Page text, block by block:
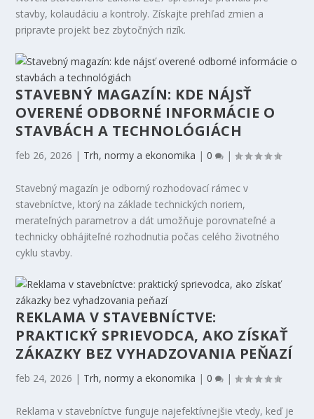
stavby, kolaudáciu a kontroly. Získajte prehľad zmien a
pripravte projekt bez zbytočných rizík.
STAVEBNÝ MAGAZÍN: KDE NÁJSŤ
OVERENÉ ODBORNÉ INFORMÁCIE O
STAVBÁCH A TECHNOLÓGIÁCH
feb 26, 2026 | Trh, normy a ekonomika |0 |
Stavebný magazín je odborný rozhodovací rámec v
stavebníctve, ktorý na základe technických noriem,
merateľných parametrov a dát umožňuje porovnateľné a
technicky obhájiteľné rozhodnutia počas celého životného
cyklu stavby.
REKLAMA V STAVEBNÍCTVE:
PRAKTICKÝ SPRIEVODCA, AKO ZÍSKAŤ
ZÁKAZKY BEZ VYHADZOVANIA PEŇAZÍ
feb 24, 2026 | Trh, normy a ekonomika |0 |
Reklama v stavebníctve funguje najefektívnejšie vtedy, keď je